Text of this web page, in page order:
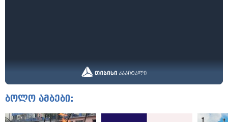
ბოლო ამბები: